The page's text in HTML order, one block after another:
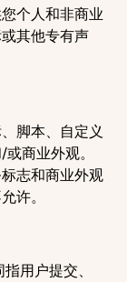
个人和非商业
其他专有声
脚本、自定义
商业外观。
志和商业外观
许。
用户提交、